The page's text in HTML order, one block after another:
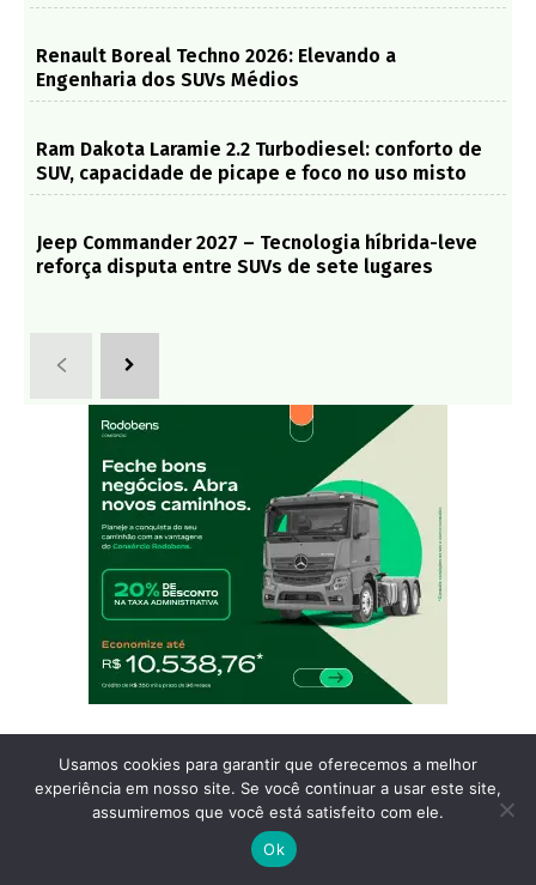
Renault Boreal Techno 2026: Elevando a
Engenharia dos SUVs Médios
Ram Dakota Laramie 2.2 Turbodiesel: conforto de
SUV, capacidade de picape e foco no uso misto
Jeep Commander 2027 – Tecnologia híbrida-leve
reforça disputa entre SUVs de sete lugares
Mecânica Online
Usamos cookies para garantir que oferecemos a melhor
experiência em nosso site. Se você continuar a usar este site,
assumiremos que você está satisfeito com ele.
Ok